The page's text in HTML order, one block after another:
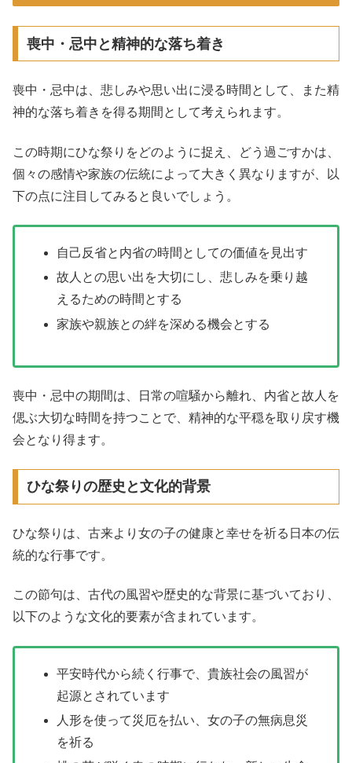
喪中・忌中と精神的な落ち着き
喪中・忌中は、悲しみや思い出に浸る時間として、また精
神的な落ち着きを得る期間として考えられます。
この時期にひな祭りをどのように捉え、どう過ごすかは、
個々の感情や家族の伝統によって大きく異なりますが、以
下の点に注目してみると良いでしょう。
自己反省と内省の時間としての価値を見出す
故人との思い出を大切にし、悲しみを乗り越
えるための時間とする
家族や親族との絆を深める機会とする
喪中・忌中の期間は、日常の喧騒から離れ、内省と故人を
偲ぶ大切な時間を持つことで、精神的な平穏を取り戻す機
会となり得ます。
ひな祭りの歴史と文化的背景
ひな祭りは、古来より女の子の健康と幸せを祈る日本の伝
統的な行事です。
この節句は、古代の風習や歴史的な背景に基づいており、
以下のような文化的要素が含まれています。
平安時代から続く行事で、貴族社会の風習が
起源とされています
人形を使って災厄を払い、女の子の無病息災
を祈る